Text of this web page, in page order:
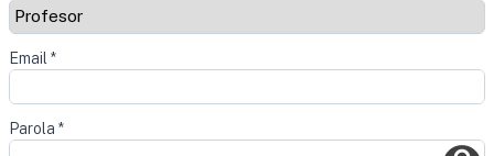
Email *
Parola *